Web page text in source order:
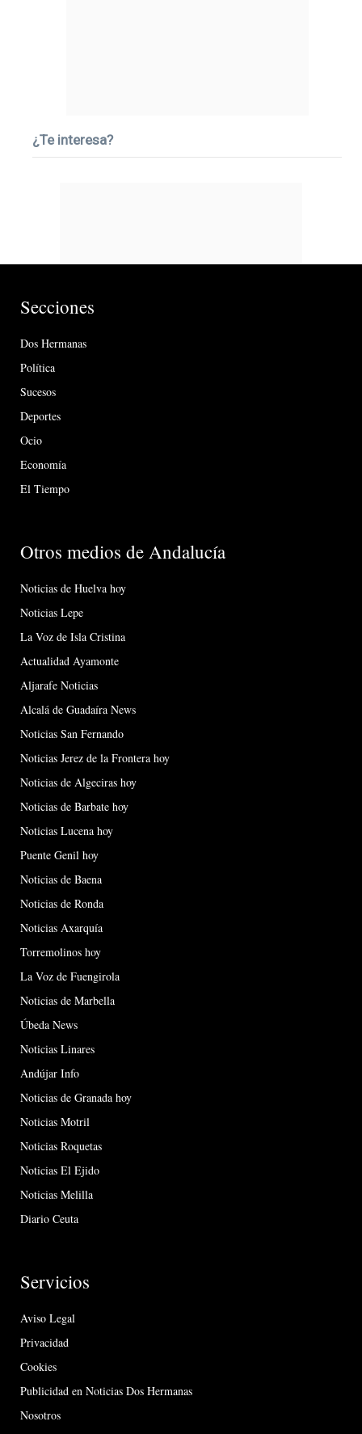
¿Te interesa?
Secciones
Dos Hermanas
Política
Sucesos
Deportes
Ocio
Economía
El Tiempo
Otros medios de Andalucía
Noticias de Huelva hoy
Noticias Lepe
La Voz de Isla Cristina
Actualidad Ayamonte
Aljarafe Noticias
Alcalá de Guadaíra News
Noticias San Fernando
Noticias Jerez de la Frontera hoy
Noticias de Algeciras hoy
Noticias de Barbate hoy
Noticias Lucena hoy
Puente Genil hoy
Noticias de Baena
Noticias de Ronda
Noticias Axarquía
Torremolinos hoy
La Voz de Fuengirola
Noticias de Marbella
Úbeda News
Noticias Linares
Andújar Info
Noticias de Granada hoy
Noticias Motril
Noticias Roquetas
Noticias El Ejido
Noticias Melilla
Diario Ceuta
Servicios
Aviso Legal
Privacidad
Cookies
Publicidad en Noticias Dos Hermanas
Nosotros